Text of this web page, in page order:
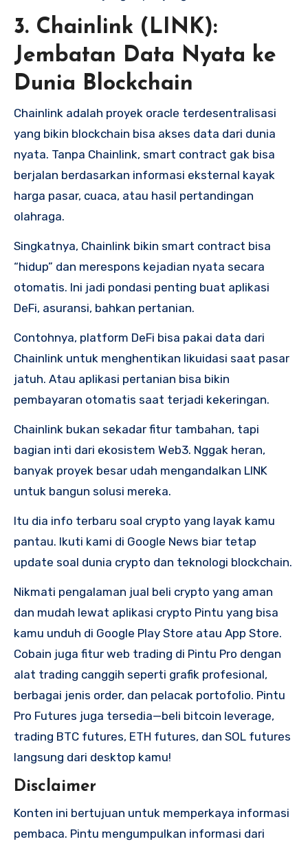
3. Chainlink (LINK):
Jembatan Data Nyata ke
Dunia Blockchain
Chainlink adalah proyek oracle terdesentralisasi
yang bikin blockchain bisa akses data dari dunia
nyata. Tanpa Chainlink, smart contract gak bisa
berjalan berdasarkan informasi eksternal kayak
harga pasar, cuaca, atau hasil pertandingan
olahraga.
Singkatnya, Chainlink bikin smart contract bisa
“hidup” dan merespons kejadian nyata secara
otomatis. Ini jadi pondasi penting buat aplikasi
DeFi, asuransi, bahkan pertanian.
Contohnya, platform DeFi bisa pakai data dari
Chainlink untuk menghentikan likuidasi saat pasar
jatuh. Atau aplikasi pertanian bisa bikin
pembayaran otomatis saat terjadi kekeringan.
Chainlink bukan sekadar fitur tambahan, tapi
bagian inti dari ekosistem Web3. Nggak heran,
banyak proyek besar udah mengandalkan LINK
untuk bangun solusi mereka.
Itu dia info terbaru soal crypto yang layak kamu
pantau. Ikuti kami di Google News biar tetap
update soal dunia crypto dan teknologi blockchain.
Nikmati pengalaman jual beli crypto yang aman
dan mudah lewat aplikasi crypto Pintu yang bisa
kamu unduh di Google Play Store atau App Store.
Cobain juga fitur web trading di Pintu Pro dengan
alat trading canggih seperti grafik profesional,
berbagai jenis order, dan pelacak portofolio. Pintu
Pro Futures juga tersedia—beli bitcoin leverage,
trading BTC futures, ETH futures, dan SOL futures
langsung dari desktop kamu!
Disclaimer
Konten ini bertujuan untuk memperkaya informasi
pembaca. Pintu mengumpulkan informasi dari